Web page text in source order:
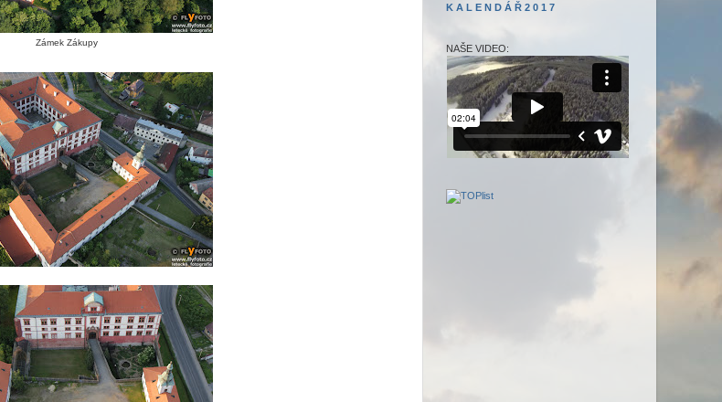
Zámek Zákupy
K A L E N D Á Ř 2 0 1 7
NAŠE VIDEO: